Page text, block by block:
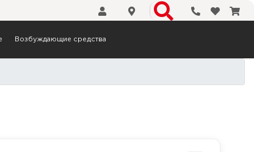
Телефоны
Возбуждающие средства